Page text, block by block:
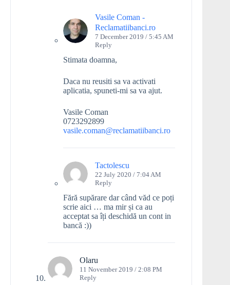
Vasile Coman -
Reclamatiibanci.ro
7 December 2019 / 5:45 AM
Reply
Stimata doamna,
Daca nu reusiti sa va activati
aplicatia, spuneti-mi sa va ajut.
Vasile Coman
0723292899
vasile.coman@reclamatiibanci.ro
Tactolescu
22 July 2020 / 7:04 AM
Reply
Fără supărare dar când văd ce poți
scrie aici … ma mir și ca au
acceptat sa îți deschidă un cont in
bancă :))
Olaru
11 November 2019 / 2:08 PM
Reply